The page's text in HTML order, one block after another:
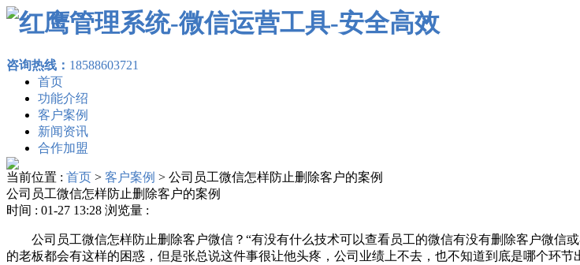
咨询热线： 18588603721
首页
功能介绍
客户案例
新闻资讯
合作加盟
当前位置 : 首页 > 客户案例 > 公司员工微信怎样防止删除客户的案例
公司员工微信怎样防止删除客户的案例
时间 : 01-27 13:28 浏览量 :
公司员工微信怎样防止删除客户微信？“有没有什么技术可以查看员工的微信有没有删除客户微
的老板都会有这样的困惑，但是张总说这件事很让他头疼，公司业绩上不去，也不知道到底是哪个环节